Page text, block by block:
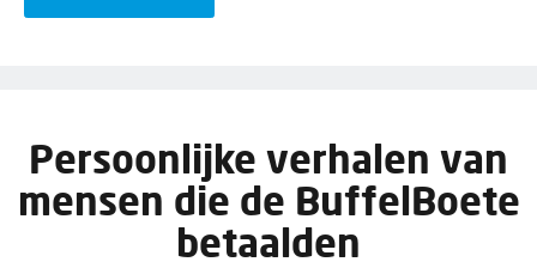
Persoonlijke verhalen van
mensen die de BuffelBoete
betaalden